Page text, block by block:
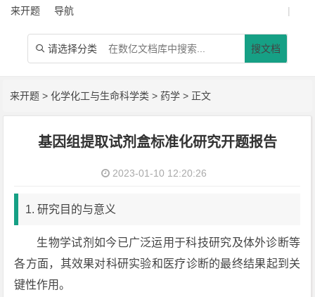
来开题 导航 |
 请选择分类 搜文档
来开题 >化学化工与生命科学类 > 药学 > 正文
基因组提取试剂盒标准化研究开题报告
2023-01-10 12:20:26
1. 研究目的与意义
生物学试剂如今已广泛运用于科技研究及体外诊断等
各方面，其效果对科研实验和医疗诊断的最终结果起到关
键性作用。